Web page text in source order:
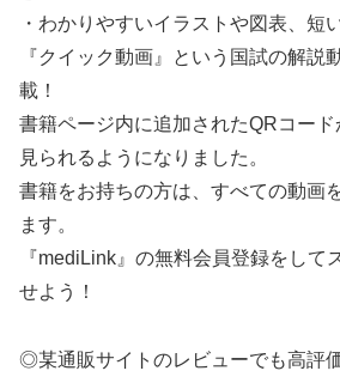
・わかりやすいイラストや図表、短
『クイック動画』という国試の解説
載！
書籍ページ内に追加されたQRコー
見られるようになりました。
書籍をお持ちの方は、すべての動画
ます。
『mediLink』の無料会員登録をして
せよう！
◎某通販サイトのレビューでも高評価